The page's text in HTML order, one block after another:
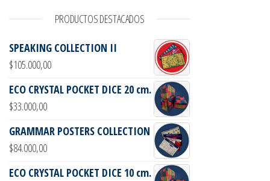
PRODUCTOS DESTACADOS
SPEAKING COLLECTION II
$105.000,00
ECO CRYSTAL POCKET DICE 20 cm.
$33.000,00
GRAMMAR POSTERS COLLECTION
$84.000,00
ECO CRYSTAL POCKET DICE 10 cm.